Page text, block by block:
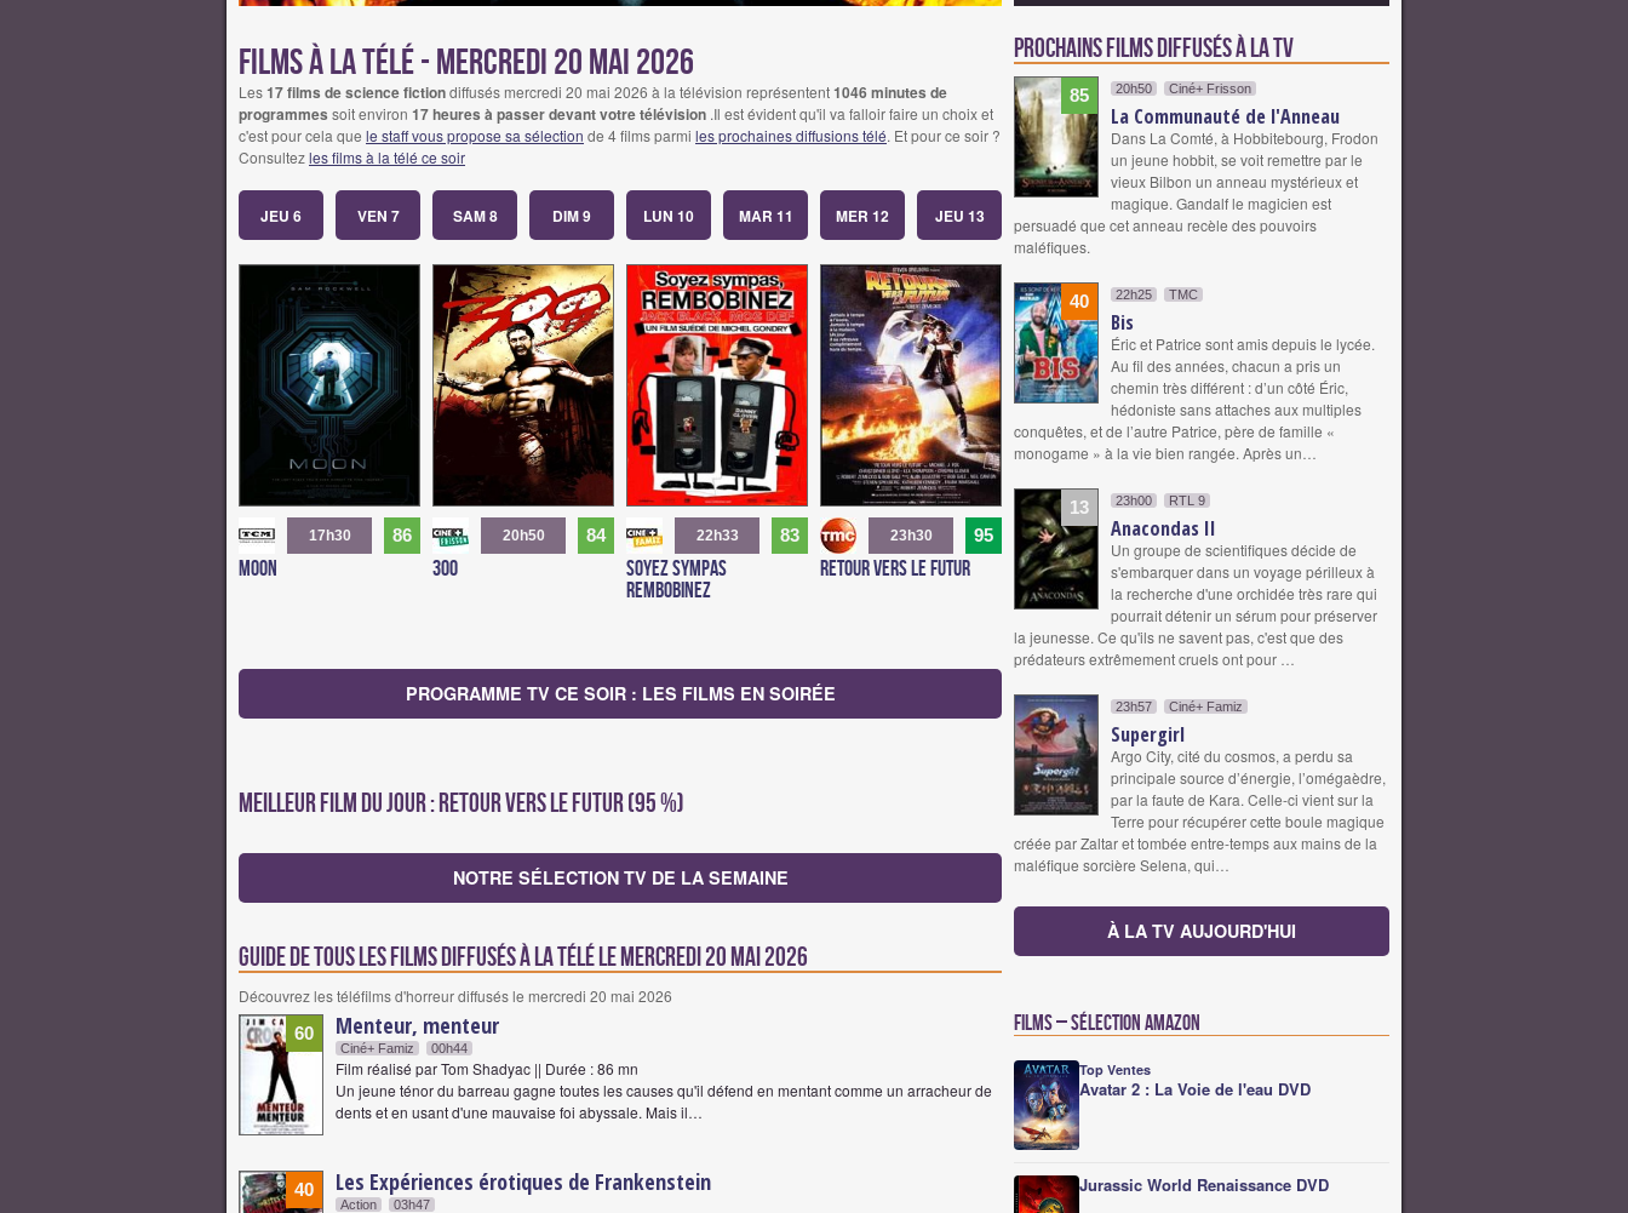
Films à la télé - mercredi 20 mai 2026
Les17 films de science fictiondiffusés mercredi 20 mai 2026 à la télévision représentent1046 minutes de
programmes soit environ 17 heures à passer devant votre télévision .Il est évident qu'il va falloir faire un choix et
c'est pour cela que le staff vous propose sa sélection de 4 films parmi les prochaines diffusions télé. Et pour ce soir ?
Consultezles films à la télé ce soir
JEU 6 VEN 7 SAM 8 DIM 9 LUN 10 MAR 11 MER 12 JEU 13
17h30 86
Moon
20h50 84
300
22h33 83
Soyez sympas
rembobinez
23h30 95
Retour vers le futur
PROGRAMME TV CE SOIR : LES FILMS EN SOIRÉE
Meilleur film du jour : Retour vers le futur (95 %)
NOTRE SÉLECTION TV DE LA SEMAINE
Guide de tous les films diffusés à la télé le mercredi 20 mai 2026
Découvrez les téléfilms d'horreur diffusés le mercredi 20 mai 2026
60
Menteur, menteur
Ciné+ Famiz 00h44
Film réalisé par Tom Shadyac || Durée : 86 mn
Un jeune ténor du barreau gagne toutes les causes qu'il défend en mentant comme un arracheur de
dents et en usant d'une mauvaise foi abyssale. Mais il…
40 Les Expériences érotiques de Frankenstein
Action 03h47
Prochains films diffusés à la TV
85 20h50 Ciné+ Frisson
La Communauté de l'Anneau
Dans La Comté, à Hobbitebourg, Frodon
un jeune hobbit, se voit remettre par le
vieux Bilbon un anneau mystérieux et
magique. Gandalf le magicien est
persuadé que cet anneau recèle des pouvoirs
maléfiques.
40 22h25 TMC
Bis
Éric et Patrice sont amis depuis le lycée.
Au fil des années, chacun a pris un
chemin très différent : d’un côté Éric,
hédoniste sans attaches aux multiples
conquêtes, et de l’autre Patrice, père de famille «
monogame » à la vie bien rangée. Après un…
13 23h00 RTL 9
Anacondas II
Un groupe de scientifiques décide de
s'embarquer dans un voyage périlleux à
la recherche d'une orchidée très rare qui
pourrait détenir un sérum pour préserver
la jeunesse. Ce qu'ils ne savent pas, c'est que des
prédateurs extrêmement cruels ont pour …
23h57 Ciné+ Famiz
Supergirl
Argo City, cité du cosmos, a perdu sa
principale source d’énergie, l’omégaèdre,
par la faute de Kara. Celle-ci vient sur la
Terre pour récupérer cette boule magique
créée par Zaltar et tombée entre-temps aux mains de la
maléfique sorcière Selena, qui…
À LA TV AUJOURD'HUI
Films – Sélection Amazon
Top Ventes
Avatar 2 : La Voie de l'eau DVD
Jurassic World Renaissance DVD